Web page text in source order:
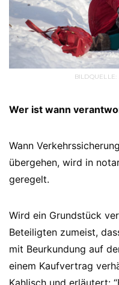
BILDQUELLE:
Wer ist wann
Wann
übergehen, wird in
geregelt.
Wird ein Grundstück
Beteiligten zumeist,
mit Beurkundung auf
einem Kaufvertrag